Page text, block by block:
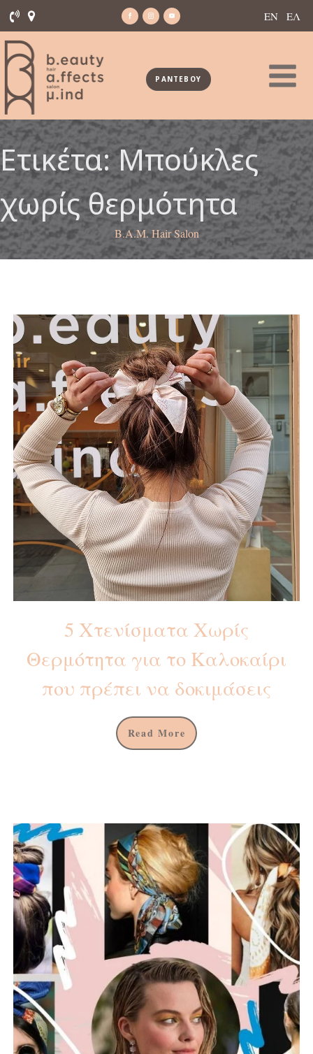
ΕΝ ΕΛ
ΡΑΝΤΕΒΟΥ
Ετικέτα:Μπούκλες
χωρίς θερμότητα
B.A.M. Hair Salon
5 Χτενίσματα Χωρίς
Θερμότητα για το Καλοκαίρι
που πρέπει να δοκιμάσεις
Read More